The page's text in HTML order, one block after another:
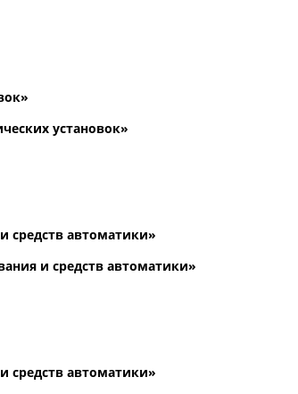
установок»
средств автоматики»
и средств автоматики»
средств автоматики»